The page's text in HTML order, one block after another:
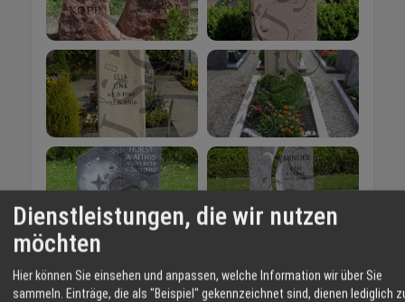
Dienstleistungen, die wir nutzen
möchten
Hier können Sie einsehen und anpassen, welche Information wir über Sie
sammeln. Einträge, die als "Beispiel" gekennzeichnet sind, dienen lediglich